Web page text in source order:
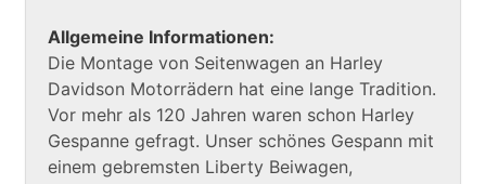
Allgemeine Informationen:
Die Montage von Seitenwagen an Harley
Davidson Motorrädern hat eine lange Tradition.
Vor mehr als 120 Jahren waren schon Harley
Gespanne gefragt. Unser schönes Gespann mit
einem gebremsten Liberty Beiwagen,